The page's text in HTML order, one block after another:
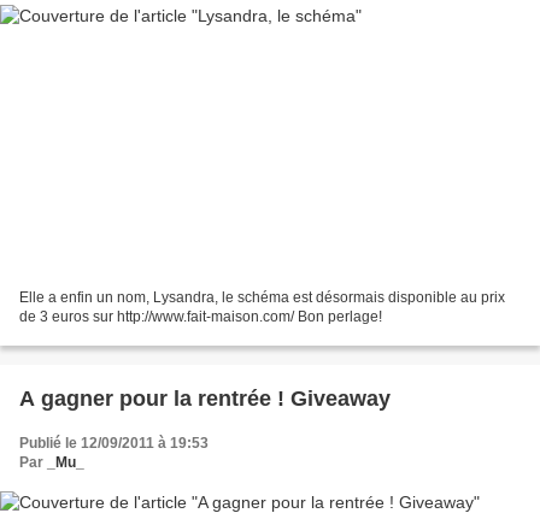
Elle a enfin un nom, Lysandra, le schéma est désormais disponible au prix
de 3 euros sur http://www.fait-maison.com/ Bon perlage!
A gagner pour la rentrée ! Giveaway
Publié le 12/09/2011 à 19:53
Par
_Mu_